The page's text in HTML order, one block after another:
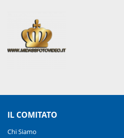
IL COMITATO
Chi Siamo